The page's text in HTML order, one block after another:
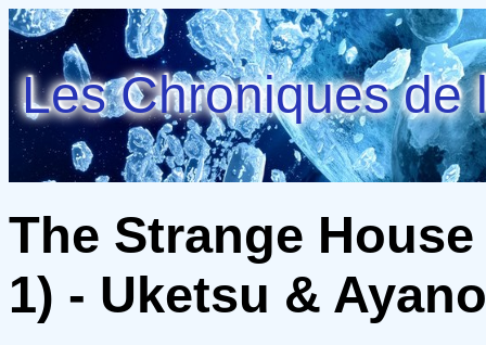
Les Chroniques de
The Strange
1) - Uketsu &